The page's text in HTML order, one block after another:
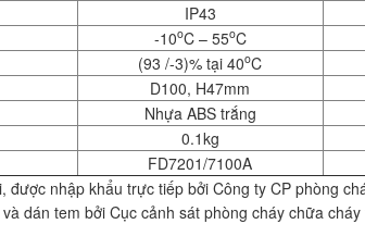
IP43
-10oC – 55oC
(93 /-3)% tại 40oC
D100, H47mm
Nhựa ABS trắng
0.1kg
FD7201/7100A
được nhập khẩu trực tiếp bởi Công ty CP phòng
dán tem bởi Cục cảnh sát phòng cháy chữa